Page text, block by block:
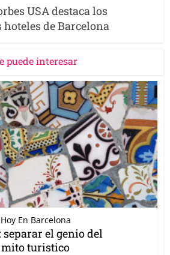
USA destaca los
hoteles de Barcelona
puede interesar
Hoy En Barcelona
separar el genio del
mito turistico